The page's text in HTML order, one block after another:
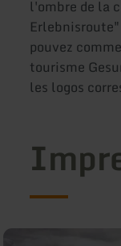
l'ombre de la
pouvez
tourisme
les logos